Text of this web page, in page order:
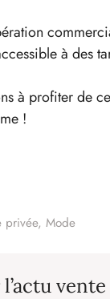
à des
à profiter de
!
privée,Mode